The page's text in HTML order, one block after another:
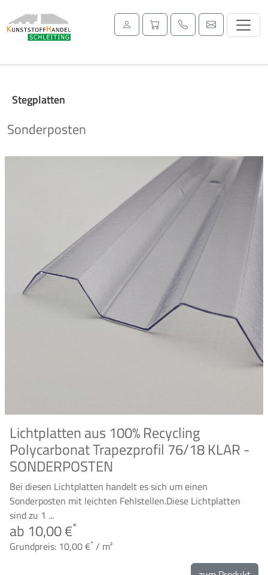
Stegplatten
Sonderposten
Lichtplatten aus 100% Recycling
Polycarbonat Trapezprofil 76/18 KLAR -
SONDERPOSTEN
Bei diesen Lichtplatten handelt es sich um einen
Sonderposten mit leichten Fehlstellen.Diese Lichtplatten
sind zu 1 ...
ab 10,00 €*
Grundpreis: 10,00 €* / m²